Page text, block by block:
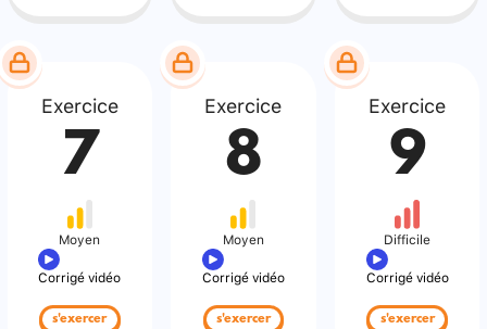
Exercice
7
Moyen
Corrigé vidéo
s'exercer
Exercice
8
Moyen
Corrigé vidéo
s'exercer
Exercice
9
Difficile
Corrigé vidéo
s'exercer